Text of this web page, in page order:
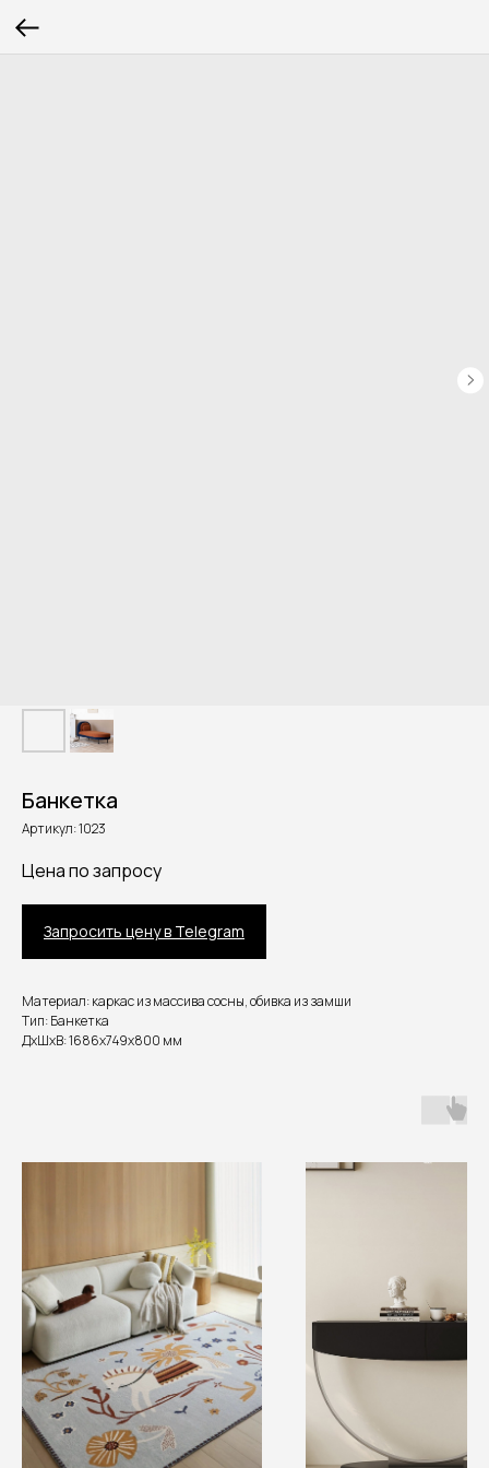
Банкетка
Артикул:1023
Цена по запросу
Запросить цену в Telegram
Материал: каркас из массива сосны, обивка из замши
Тип: Банкетка
ДxШxВ: 1686x749x800 мм